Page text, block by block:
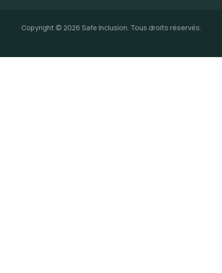
Copyright © 2026 Safe Inclusion. Tous droits réservés.